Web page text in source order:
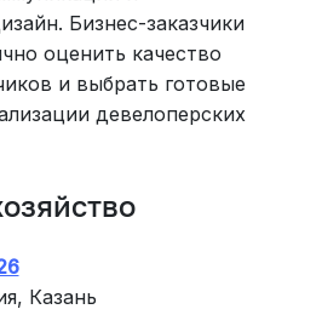
Бизнес-заказчики
оценить качество
и выбрать готовые
девелоперских
Казань